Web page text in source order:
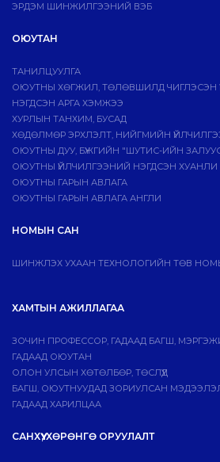
ЭРДЭМ ШИНЖИЛГЭЭНИЙ ВЭБ
ОЮУТАН
ТАНИЛЦУУЛГА
ОЮУТНЫ ХӨГЖИЛ, ТӨЛӨВШИЛД ЧИГЛЭСЭН
НЭГДСЭН АРГА ХЭМЖЭЭ
ХУРЛЫН ТАНХИМ, БУСАД
ХӨДӨЛМӨР ЭРХЛЭЛТ, НИЙГМИЙН
ОЮУТНЫ ДУУ, БҮЖГИЙН "ШУТИС-ИЙН
ОЮУТНЫ ҮЙЛЧИЛГЭЭНИЙ НЭГДСЭН ХУАНЛИ
ОЮУТНЫ ГАРЫН АВЛАГА
ОЮУТНЫ ГАРЫН АВЛАГА АНГЛИ
НОМЫН САН
ШИНЖЛЭХ УХААН ТЕХНОЛОГИЙН ТӨВ
ХАМТЫН АЖИЛЛАГАА
ЗОЧИН ПРОФЕССОР, ГАДААД БАГШ,
ГАДААД ОЮУТАН
ОЛОН УЛСЫН ХӨТӨЛБӨР, ТӨСЛҮҮД
БАГШ, ОЮУТНУУДАД ЗОРИУЛСАН
ГАДААД ХАРИЛЦАА
САНХҮҮ, ХӨРӨНГӨ ОРУУЛАЛТ